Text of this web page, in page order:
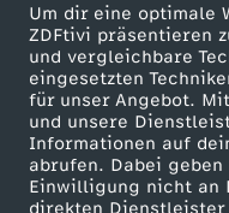
Um dir eine optimale
ZDFtivi präsentieren
und vergleichbare
eingesetzten
für unser Angebot.
und unsere
Informationen auf
abrufen. Dabei
Einwilligung nicht an
direkten Dienstleister
d
a
n
k
Mehr ZDF
ZDF-Apps
Smart TV